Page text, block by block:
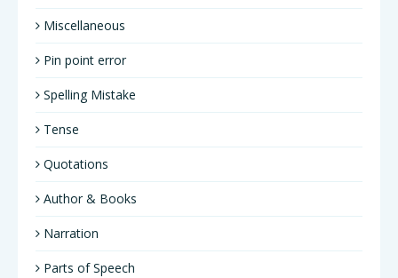
Miscellaneous
Pin point error
Spelling Mistake
Tense
Quotations
Author & Books
Narration
Parts of Speech